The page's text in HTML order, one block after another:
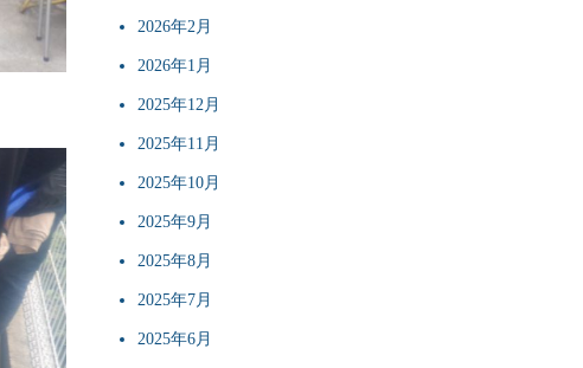
2026年2月
2026年1月
2025年12月
2025年11月
2025年10月
2025年9月
2025年8月
2025年7月
2025年6月